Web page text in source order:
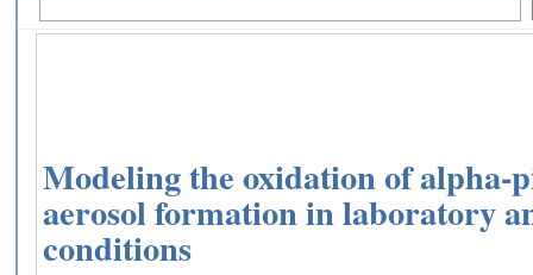
Modeling the oxidation of alpha-
aerosol formation in laboratory
conditions